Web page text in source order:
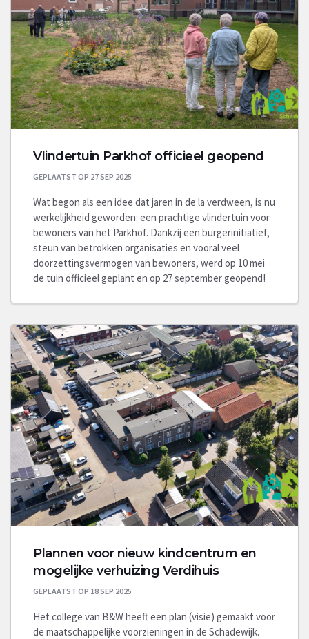
Vlindertuin Parkhof officieel geopend
GEPLAATST OP 27 SEP 2025
Wat begon als een idee dat jaren in de la verdween, is nu
werkelijkheid geworden: een prachtige vlindertuin voor
bewoners van het Parkhof. Dankzij een burgerinitiatief,
steun van betrokken organisaties en vooral veel
doorzettingsvermogen van bewoners, werd op 10 mei
de tuin officieel geplant en op 27 september geopend!
Plannen voor nieuw kindcentrum en
mogelijke verhuizing Verdihuis
GEPLAATST OP 18 SEP 2025
Het college van B&W heeft een plan (visie) gemaakt voor
de maatschappelijke voorzieningen in de Schadewijk.